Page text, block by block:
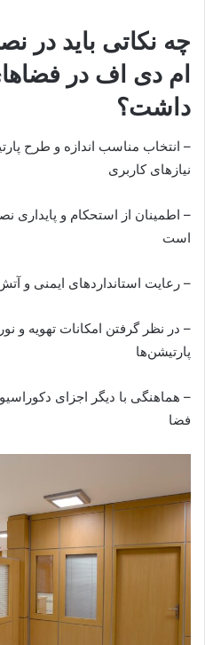
چه نکاتی باید در
ام دی اف در
داشت؟
– انتخاب مناسب اندازه و طرح
نیازهای کاربری
– اطمینان از استحکام و پایداری
است
– رعایت استانداردهای ایمنی و
– در نظر گرفتن امکانات تهویه و
پارتیشن‌ها
– هماهنگی با دیگر اجزای
فضا